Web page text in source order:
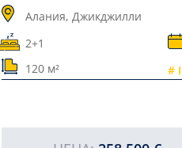
Алания, Джикджилли
2+1
120 м²
#